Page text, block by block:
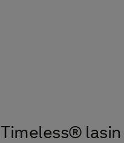
Timeless®